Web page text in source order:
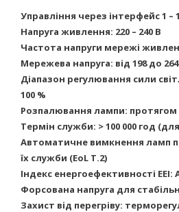
Управління через інтерфейс 1 –
Напруга живлення: 220 – 240 В
Частота напруги мережі
Мережева напруга: від 198 до
Діапазон регулювання сили
100 %
Розпалювання лампи: протягом
Термін служби: > 100 000 год (для
Автоматичне вимкнення ламп
їх служби (EoL T.2)
Індекс енергоефективності EEI:
Форсована напруга для
Захист від перегріву: